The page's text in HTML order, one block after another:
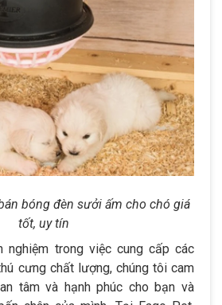
bóng đèn sưởi ấm cho chó giá
tốt, uy tín
nghiệm trong việc cung cấp các
cưng chất lượng, chúng tôi cam
tâm và hạnh phúc cho bạn và